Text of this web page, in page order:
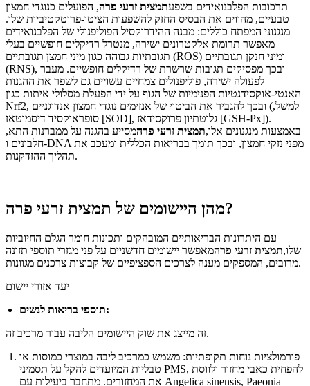
תרכובות הפלבנואידים בשפעתמצית זרעי פרה, הפועלים כנוגדי חמצון
טבעיים, מהווים את הבסיס החזק להשפעות הציטו-פרוטקטיביות שלו.
מנגנוני המפתח כוללים: מבנה ההידרוקסיל הפוליפנולי של הפלבנואידים
מאפשר תרומת אלקטרונים ישירה, מנטרל רדיקלים חופשיים בעלי
תגובתיות גבוהה כגון מיני חמצן תגובתיים (ROS) ומיני חנקן תגובתיים
(RNS), ובכך מפסיקים תגובות שרשרת של רדיקלים חופשיים. מעבר
לפעולה ישירה, פוליפנולים צמחיים עשויים גם לשפר את ההגנות
האנטי-אוקסידנטיות הפנימיות של הגוף על ידי הפעלת מסלולי איתות כגון
Nrf2, ובכך להגביר את הביטוי של אנזימים נוגדי חמצון אנדוגניים (למשל,
סופראוקסיד דיסמוטאז [SOD], גלוטתיון פרוקסידאז [GSH-Px]).
באמצעות מנגנונים אלו,תמצית זרעי פרהמסייע בהגנה על ממברנות התא,
חלבונים ו-DNA מפני נזקי חמצון, ובכך תומך בבריאות הכללית ומעכב את
תהליך ההזדקנות.
מהן היישומים של תמצית זרעי פרה?
עם היתרונות הבריאותיים המובהקים ותכונות חומר הגלם החיוביות
שלו,תמצית זרעי פרהמאפשר יישומים חדשניים על פני מגזרי תוספי תזונה
מרובים, המספקים מענה לצרכים הספציפיים של קבוצות צרכנים מגוונות.
יעד אזורי יישום
תוספי בריאות לנשים:
זה מייצג את שוק היישומים הליבה עבור מרכיב זה.
פורמולציות נוחות תקופתיות: משמש כמרכיב ליבה במוצרי כמוסות או
טבליות המיועדים להקל על תסמיני PMS, להפחית כאבי מחזור ולווסת
את המחזורים. מתחבר ביעילות עם Angelica sinensis, Paeonia